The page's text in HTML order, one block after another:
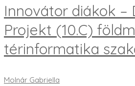
Innovátor diákok –
Projekt (10.C)
térinformatika
Molnár Gabriella